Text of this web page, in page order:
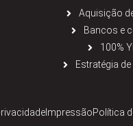
Aquisição
Bancos e
100%
Estratégia
ImpressãoPolítica